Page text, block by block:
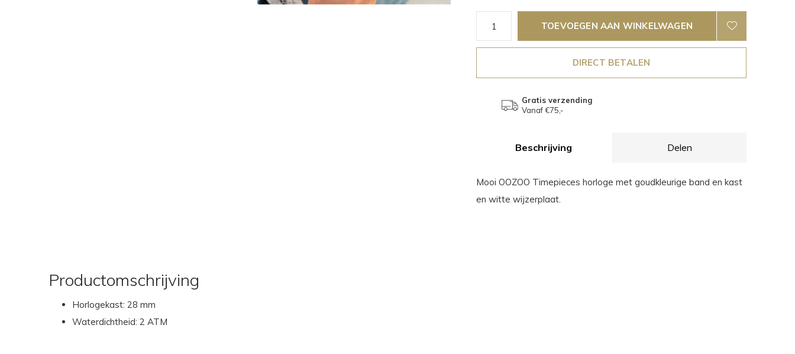
TOEVOEGEN AAN WINKELWAGEN
DIRECT BETALEN
Gratis verzending
Vanaf €75,-
Beschrijving Delen
Mooi OOZOO Timepieces horloge met goudkleurige band en kast
en witte wijzerplaat.
Productomschrijving
Horlogekast: 28 mm
Waterdichtheid: 2 ATM